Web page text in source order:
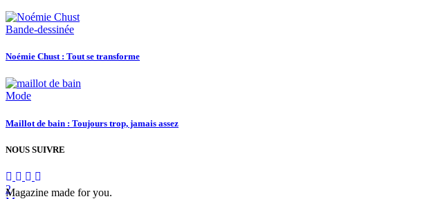
Bande-dessinée
Noémie Chust : Tout se transforme
Mode
Maillot de bain : Toujours trop, jamais assez
NOUS SUIVRE
Magazine made for you.